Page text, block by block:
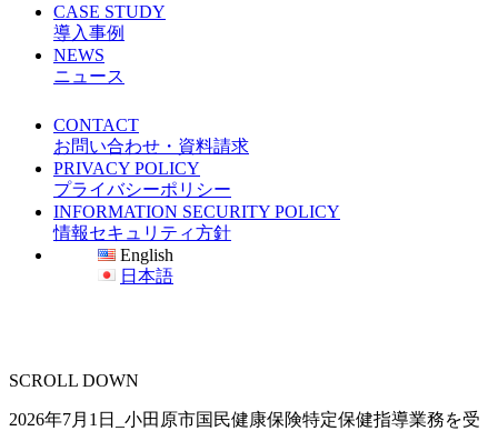
CASE STUDY
導入事例
NEWS
ニュース
CONTACT
お問い合わせ・資料請求
PRIVACY POLICY
プライバシーポリシー
INFORMATION SECURITY POLICY
情報セキュリティ方針
English
日本語
SCROLL DOWN
2026年7月1日_小田原市国民健康保険特定保健指導業務を受